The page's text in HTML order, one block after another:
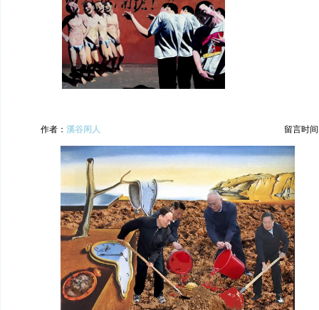
作者： 溪谷闲人 留言时间